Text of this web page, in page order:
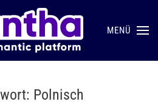
MENÜ
Polnisch